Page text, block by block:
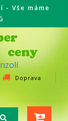
- Vše máme
Doprava